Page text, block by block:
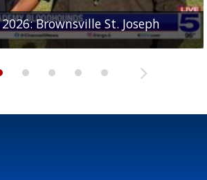
Brownsville St. Joseph
St. Joseph Academy
Sharyland Rattlers
with UTRGV wide receiver
Raymondville Bearkats